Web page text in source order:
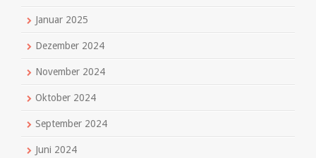
Januar 2025
Dezember 2024
November 2024
Oktober 2024
September 2024
Juni 2024